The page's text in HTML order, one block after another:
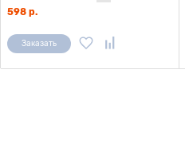
598 р.
Заказать